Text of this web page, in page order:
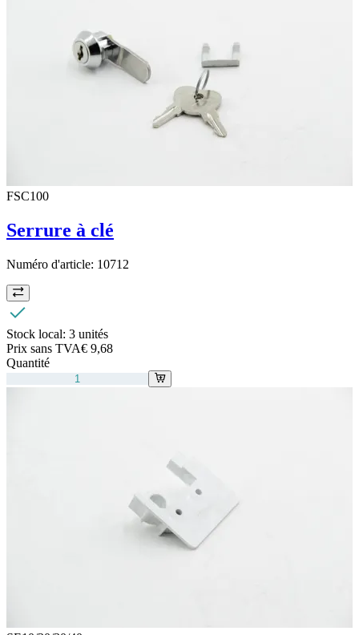
FSC100
Serrure à clé
Numéro d'article: 10712
Stock local: 3 unités
Prix sans TVA€ 9,68
Quantité